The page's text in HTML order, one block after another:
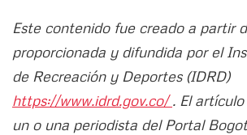
Este contenido fue creado a partir
proporcionada y difundida por el
de Recreación y Deportes (IDRD)
https://www.idrd.gov.co/. El
un o una periodista del Portal